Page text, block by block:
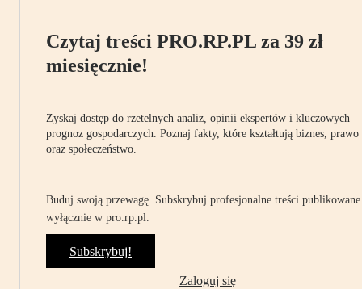
Czytaj treści PRO.RP.PL za 39 zł
miesięcznie!
Zyskaj dostęp do rzetelnych analiz, opinii ekspertów i kluczowych
prognoz gospodarczych. Poznaj fakty, które kształtują biznes, prawo
oraz społeczeństwo.
Buduj swoją przewagę. Subskrybuj profesjonalne treści publikowane
wyłącznie w pro.rp.pl.
Subskrybuj!
Zaloguj się